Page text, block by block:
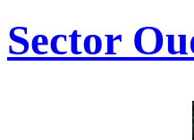
Sector